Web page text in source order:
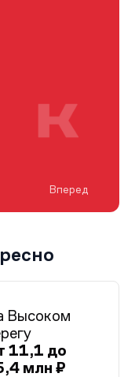
Вперед
Высоком
11,1 до
млн ₽